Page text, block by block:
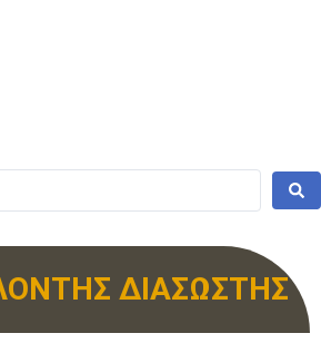
ΔΙΑΣΩΣΤΗΣ